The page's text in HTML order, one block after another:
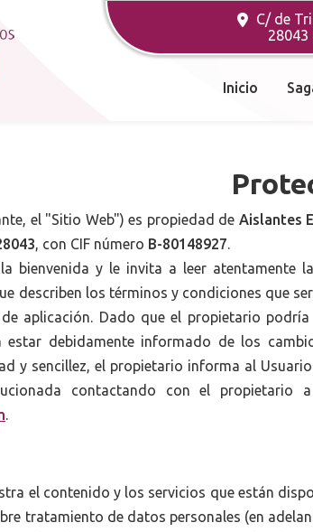
C/ de
28043
Inicio
el "Sitio Web") es propiedad de Aislantes
, con CIF número B-80148927.
bienvenida y le invita a leer atentamente
describen los términos y condiciones que
aplicación. Dado que el propietario
estar debidamente informado de los
y sencillez, el propietario informa al
contactando con el propietario
.
el contenido y los servicios que están
tratamiento de datos personales (en